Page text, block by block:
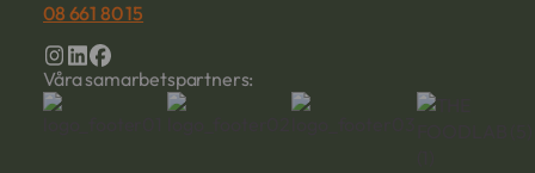
08 661 80 15
Våra samarbetspartners: